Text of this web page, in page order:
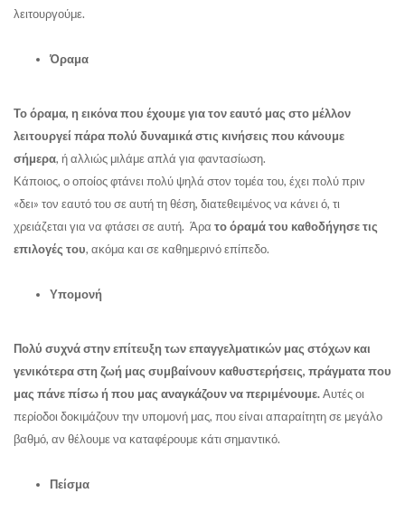
λειτουργούμε.
Όραμα
Το όραμα, η εικόνα που έχουμε για τον εαυτό μας στο μέλλον
λειτουργεί πάρα πολύ δυναμικά στις κινήσεις που κάνουμε
σήμερα, ή αλλιώς μιλάμε απλά για φαντασίωση.
Κάποιος, ο οποίος φτάνει πολύ ψηλά στον τομέα του, έχει πολύ πριν
«δει» τον εαυτό του σε αυτή τη θέση, διατεθειμένος να κάνει ό, τι
χρειάζεται για να φτάσει σε αυτή. Άρα το όραμά του καθοδήγησε τις
επιλογές του, ακόμα και σε καθημερινό επίπεδο.
Υπομονή
Πολύ συχνά στην επίτευξη των επαγγελματικών μας στόχων και
γενικότερα στη ζωή μας συμβαίνουν καθυστερήσεις, πράγματα που
μας πάνε πίσω ή που μας αναγκάζουν να περιμένουμε.Αυτές οι
περίοδοι δοκιμάζουν την υπομονή μας, που είναι απαραίτητη σε μεγάλο
βαθμό, αν θέλουμε να καταφέρουμε κάτι σημαντικό.
Πείσμα